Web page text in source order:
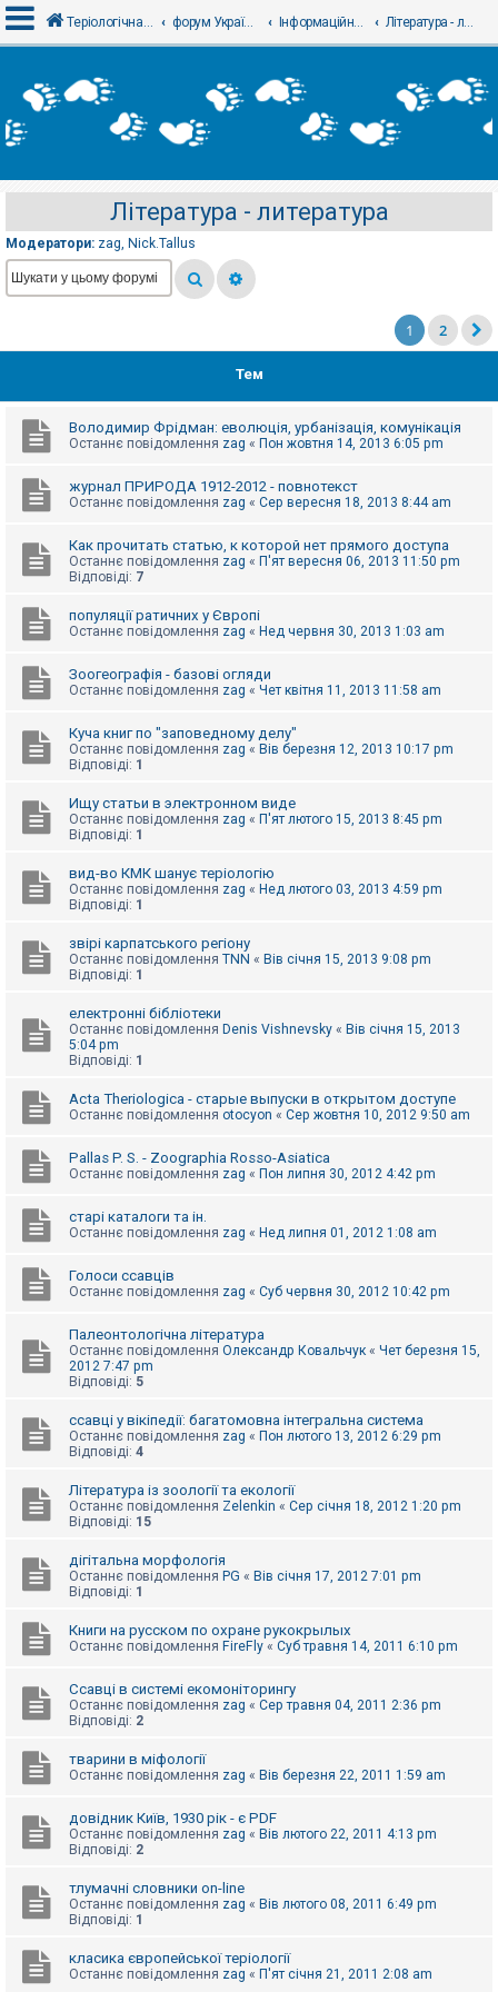
х
і
е
є
с
т
р
Т
м
б
з
п
в
д
й
А
т
м
ш
о
а
Теріологічна школа форум Українського теріологічного товариства Інформаційний відділ Література - литература
Література - литература
Модератори: zag, Nick.Tallus
1 2
Тем
Володимир Фрідман: еволюція, урбанізація, комунікація
Останнє повідомлення zag « Пон жовтня 14, 2013 6:05 pm
журнал ПРИРОДА 1912-2012 - повнотекст
Останнє повідомлення zag « Сер вересня 18, 2013 8:44 am
Как прочитать статью, к которой нет прямого доступа
Останнє повідомлення zag « П'ят вересня 06, 2013 11:50 pm
Відповіді: 7
популяції ратичних у Європі
Останнє повідомлення zag « Нед червня 30, 2013 1:03 am
Зоогеографія - базові огляди
Останнє повідомлення zag « Чет квітня 11, 2013 11:58 am
Куча книг по "заповедному делу"
Останнє повідомлення zag « Вів березня 12, 2013 10:17 pm
Відповіді: 1
Ищу статьи в электронном виде
Останнє повідомлення zag « П'ят лютого 15, 2013 8:45 pm
Відповіді: 1
вид-во КМК шанує теріологію
Останнє повідомлення zag « Нед лютого 03, 2013 4:59 pm
Відповіді: 1
звірі карпатського регіону
Останнє повідомлення TNN « Вів січня 15, 2013 9:08 pm
Відповіді: 1
електронні бібліотеки
Останнє повідомлення Denis Vishnevsky « Вів січня 15, 2013
5:04 pm
Відповіді: 1
Acta Theriologica - старые выпуски в открытом доступе
Останнє повідомлення otocyon « Сер жовтня 10, 2012 9:50 am
Pallas P. S. - Zoographia Rosso-Asiatica
Останнє повідомлення zag « Пон липня 30, 2012 4:42 pm
старі каталоги та ін.
Останнє повідомлення zag « Нед липня 01, 2012 1:08 am
Голоси ссавців
Останнє повідомлення zag « Суб червня 30, 2012 10:42 pm
Палеонтологічна література
Останнє повідомлення Олександр Ковальчук « Чет березня 15,
2012 7:47 pm
Відповіді: 5
ссавці у вікіпедії: багатомовна інтегральна система
Останнє повідомлення zag « Пон лютого 13, 2012 6:29 pm
Відповіді: 4
Література із зоології та екології
Останнє повідомлення Zelenkin « Сер січня 18, 2012 1:20 pm
Відповіді: 15
дігітальна морфологія
Останнє повідомлення PG « Вів січня 17, 2012 7:01 pm
Відповіді: 1
Книги на русском по охране рукокрылых
Останнє повідомлення FireFly « Суб травня 14, 2011 6:10 pm
Ссавці в системі екомоніторингу
Останнє повідомлення zag « Сер травня 04, 2011 2:36 pm
Відповіді: 2
тварини в міфології
Останнє повідомлення zag « Вів березня 22, 2011 1:59 am
довідник Київ, 1930 рік - є PDF
Останнє повідомлення zag « Вів лютого 22, 2011 4:13 pm
Відповіді: 2
тлумачні словники on-line
Останнє повідомлення zag « Вів лютого 08, 2011 6:49 pm
Відповіді: 1
класика європейської теріології
Останнє повідомлення zag « П'ят січня 21, 2011 2:08 am